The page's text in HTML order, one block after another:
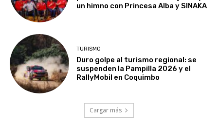
un himno con Princesa Alba y SINAKA
TURISMO
Duro golpe al turismo regional: se
suspenden la Pampilla 2026 y el
RallyMobil en Coquimbo
Cargar más